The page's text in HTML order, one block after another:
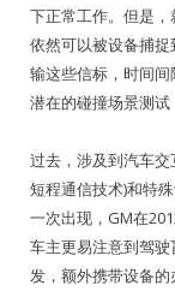
下正常工作。但是
依然可以被设备捕
输这些信标，时间
潜在的碰撞场景测试
过去，涉及到汽车交
短程通信技术)和特
一次出现，GM在
车主更易注意到驾
发，额外携带设备